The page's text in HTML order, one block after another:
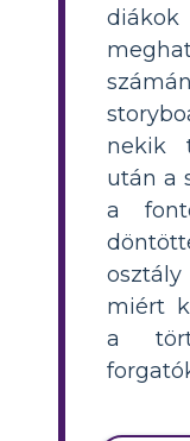
nekik
után a
a
miért
a